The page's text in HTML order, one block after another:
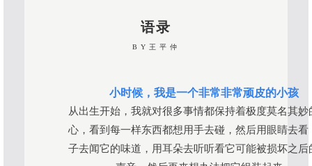
语录
BY王平仲
小时候，我是一个非常非常顽皮的小孩
从出生开始，我就对很多事情都保持着极度莫名其妙
心，看到每一样东西都想用手去碰，然后用眼睛去看
子去闻它的味道，用耳朵去听听看它可能被损坏之后